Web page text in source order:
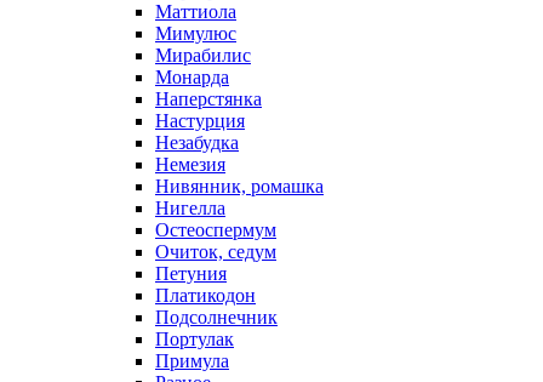
Маттиола
Мимулюс
Мирабилис
Монарда
Наперстянка
Настурция
Незабудка
Немезия
Нивянник, ромашка
Нигелла
Остеоспермум
Очиток, седум
Петуния
Платикодон
Подсолнечник
Портулак
Примула